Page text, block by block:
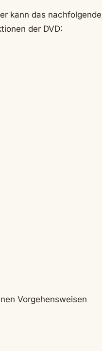
kann das nachfolgende
der DVD:
Vorgehensweisen